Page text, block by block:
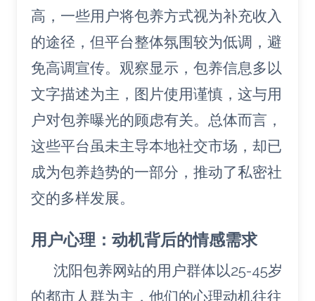
高，一些用户将包养方式视为补充收入
的途径，但平台整体氛围较为低调，避
免高调宣传。观察显示，包养信息多以
文字描述为主，图片使用谨慎，这与用
户对包养曝光的顾虑有关。总体而言，
这些平台虽未主导本地社交市场，却已
成为包养趋势的一部分，推动了私密社
交的多样发展。
用户心理：动机背后的情感需求
沈阳包养网站的用户群体以25-45岁
的都市人群为主，他们的心理动机往往